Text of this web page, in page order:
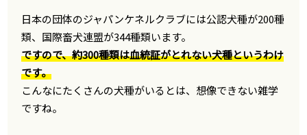
日本の団体のジャパンケネルクラブには公認犬種が200種
類、国際畜犬連盟が344種類います。
ですので、約300種類は血統証がとれない犬種というわけ
です。
こんなにたくさんの犬種がいるとは、想像できない雑学
ですね。